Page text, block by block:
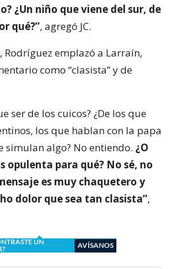
¿Un niño que viene del sur, de
qué?”, agregó JC.
Rodríguez emplazó a Larraín,
como “clasista” y de
ser de los cuicos? ¿De los que
los que hablan con la papa
simulan algo? No entiendo. ¿O
opulenta para qué? No sé, no
es muy chaquetero y
dolor que sea tan clasista”,
UN
AVÍSANOS